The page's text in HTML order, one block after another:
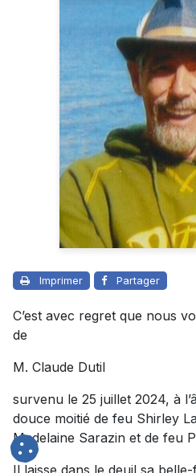
Imprimer Partager
C’est avec regret que nous
de
M. Claude Dutil
survenu le 25 juillet 2024, à
douce moitié de feu Shirley
Madelaine Sarazin et de feu